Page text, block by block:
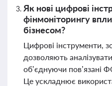
Як нові цифрові
фінмоніторингу
бізнесом?
Цифрові інструменти,
дозволяють
об’єднуючи пов’язані
Це ускладнює